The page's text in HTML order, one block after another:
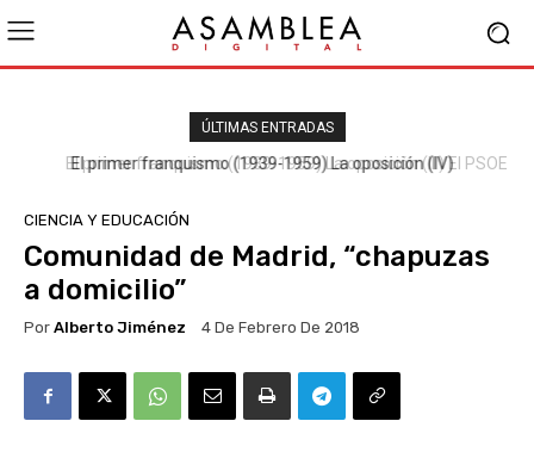
ÚLTIMAS ENTRADAS
El primer franquismo (1939-1959) La oposición (III) El PSOE
CIENCIA Y EDUCACIÓN
Comunidad de Madrid, “chapuzas
a domicilio”
Por Alberto Jiménez 4 De Febrero De 2018